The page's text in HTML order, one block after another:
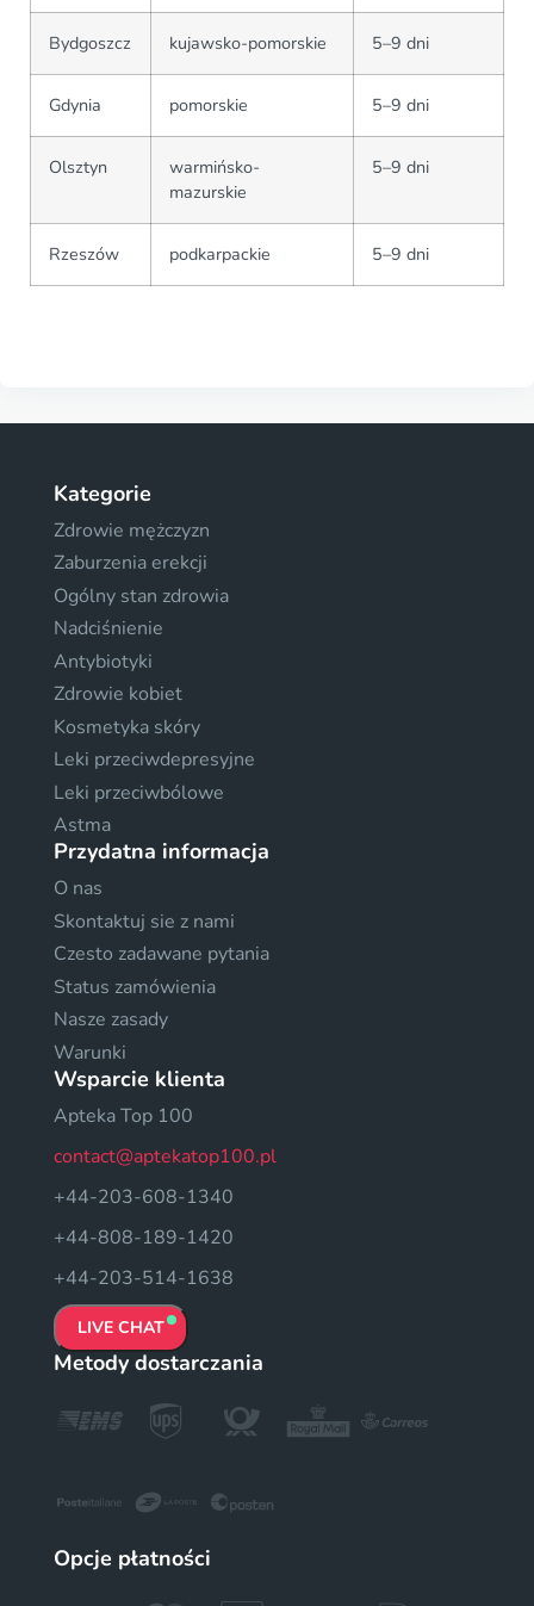
Bydgoszcz kujawsko-pomorskie 5–9 dni
Gdynia pomorskie 5–9 dni
Olsztyn
warmińsko-
mazurskie
5–9 dni
Rzeszów podkarpackie 5–9 dni
Kategorie
Zdrowie mężczyzn
Zaburzenia erekcji
Ogólny stan zdrowia
Nadciśnienie
Antybiotyki
Zdrowie kobiet
Kosmetyka skóry
Leki przeciwdepresyjne
Leki przeciwbólowe
Astma
Przydatna informacja
O nas
Skontaktuj sie z nami
Czesto zadawane pytania
Status zamówienia
Nasze zasady
Warunki
Wsparcie klienta
Apteka Top 100
contact@aptekatop100.pl
+44-203-608-1340
+44-808-189-1420
+44-203-514-1638
LIVE CHAT
Metody dostarczania
Opcje płatności